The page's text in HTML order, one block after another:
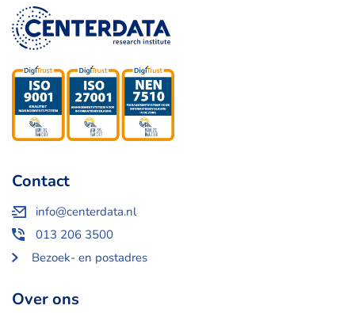
Contact
info@centerdata.nl
013 206 3500
Bezoek- en postadres
Over ons